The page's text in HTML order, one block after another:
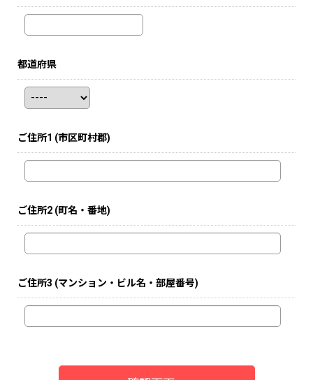
都道府県
ご住所1 (市区町村郡)
ご住所2 (町名・番地)
ご住所3 (マンション・ビル名・部屋番号)